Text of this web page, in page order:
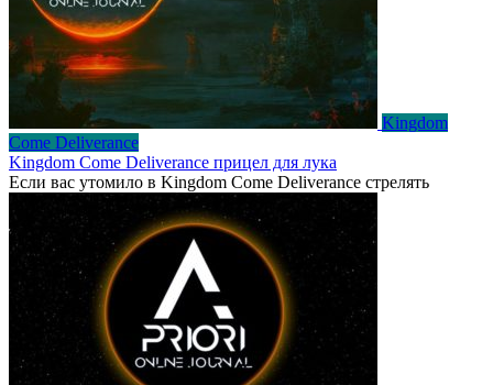
Kingdom
Come Deliverance
Kingdom Come Deliverance прицел для лука
Если вас утомило в Kingdom Come Deliverance стрелять